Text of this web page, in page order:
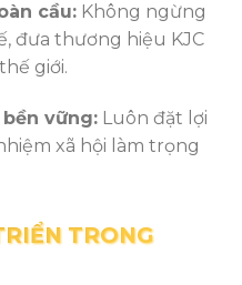
cầu:Không ngừng
đưa thương hiệu KJC
giới.
vững:Luôn đặt lợi
xã hội làm trọng
TRONG